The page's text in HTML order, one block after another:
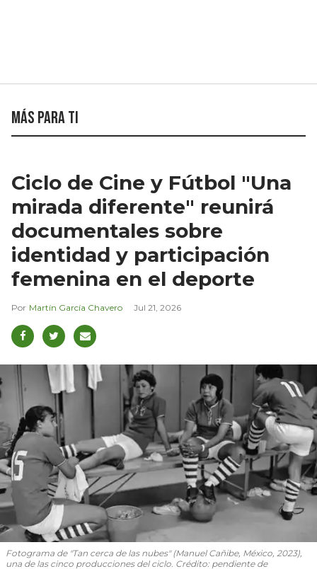
Más para ti
Ciclo de Cine y Fútbol "Una
mirada diferente" reunirá
documentales sobre
identidad y participación
femenina en el deporte
Martín García Chavero Jul 21, 2026
Fotograma de "Tan cerca de las nubes" (Manuel Cañibe, México, 2023),
una de las cinco producciones del ciclo. Crédito: pendiente de